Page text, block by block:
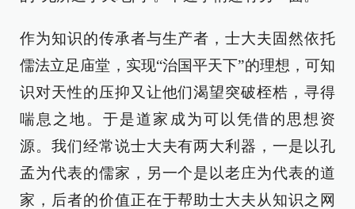
作为知识的传承者与生产者，士大夫固然依托
儒法立足庙堂，实现“治国平天下”的理想，可知
识对天性的压抑又让他们渴望突破桎梏，寻得
喘息之地。于是道家成为可以凭借的思想资
源。我们经常说士大夫有两大利器，一是以孔
孟为代表的儒家，另一个是以老庄为代表的道
家，后者的价值正在于帮助士大夫从知识之网